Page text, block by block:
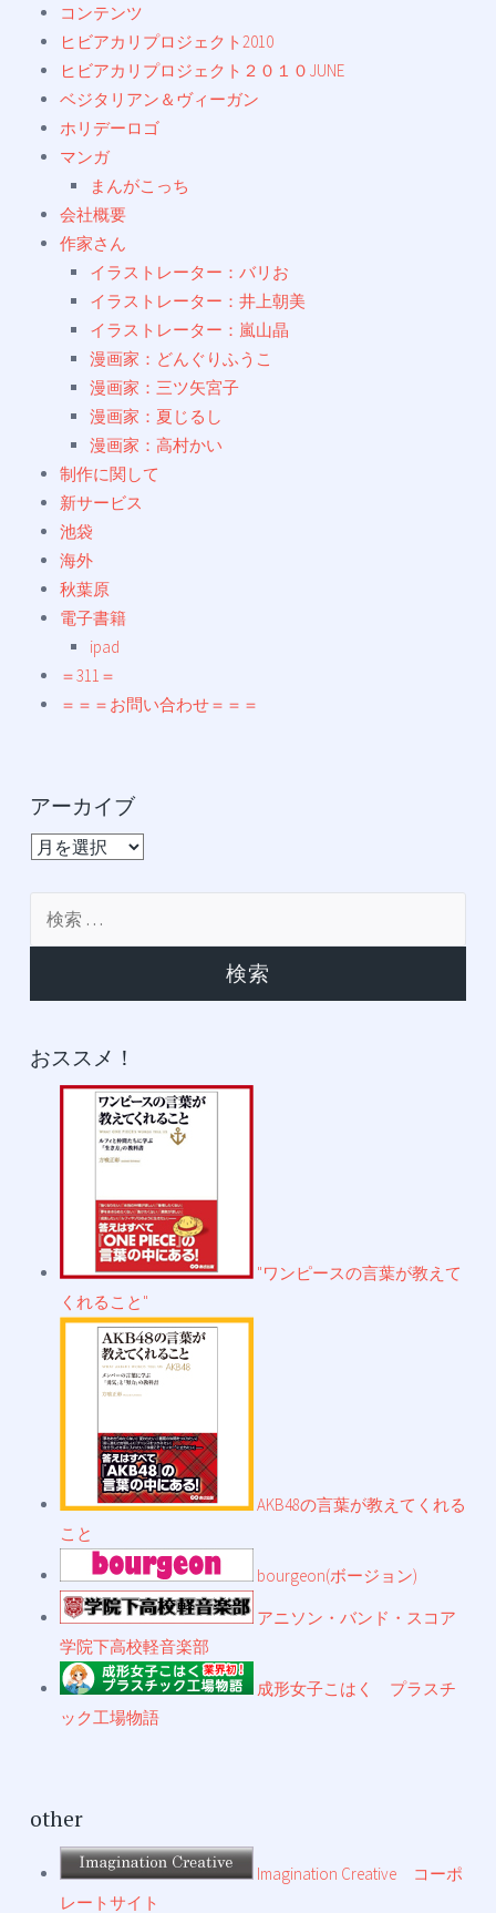
コンテンツ
ヒビアカリプロジェクト2010
ヒビアカリプロジェクト２０１０JUNE
ベジタリアン＆ヴィーガン
ホリデーロゴ
マンガ
まんがこっち
会社概要
作家さん
イラストレーター：バリお
イラストレーター：井上朝美
イラストレーター：嵐山晶
漫画家：どんぐりふうこ
漫画家：三ツ矢宮子
漫画家：夏じるし
漫画家：高村かい
制作に関して
新サービス
池袋
海外
秋葉原
電子書籍
ipad
＝311＝
＝＝＝お問い合わせ＝＝＝
アーカイブ
ア
おススメ！
"ワンピースの言葉が教えて
くれること"
AKB48の言葉が教えてくれる
こと
bourgeon(ボージョン)
アニソン・バンド・スコア
学院下高校軽音楽部
成形女子こはく プラスチ
ック工場物語
other
Imagination Creative コーポ
レートサイト